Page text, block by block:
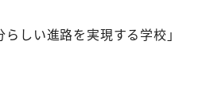
しい進路を実現する学校」